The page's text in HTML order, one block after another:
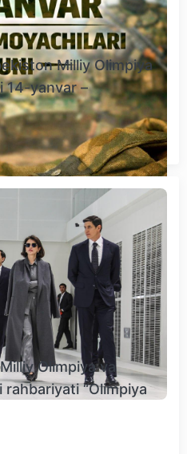
Milliy Olimpiya
14-yanvar –
Olimpiya va
rahbariyati “Olimpiya